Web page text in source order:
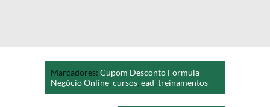
Marcadores: Cupom Desconto Formula
Negócio Online, cursos, ead, treinamentos